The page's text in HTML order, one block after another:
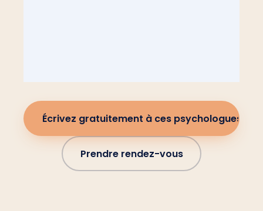
Écrivez gratuitement à ces psychologues
Prendre rendez-vous